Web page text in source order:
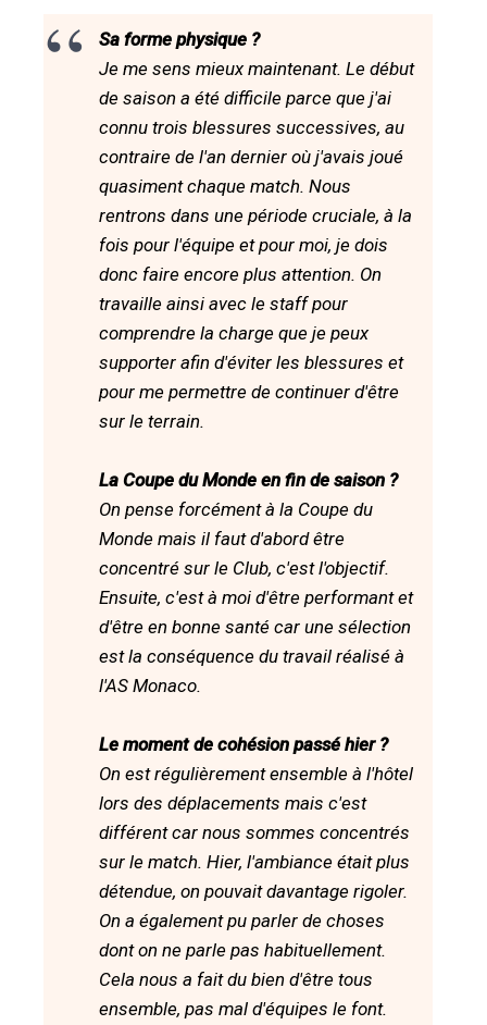
Sa forme physique ?
Je me sens mieux maintenant. Le début
de saison a été difficile parce que j'ai
connu trois blessures successives, au
contraire de l'an dernier où j'avais joué
quasiment chaque match. Nous
rentrons dans une période cruciale, à la
fois pour l'équipe et pour moi, je dois
donc faire encore plus attention. On
travaille ainsi avec le staff pour
comprendre la charge que je peux
supporter afin d'éviter les blessures et
pour me permettre de continuer d'être
sur le terrain.
La Coupe du Monde en fin de saison ?
On pense forcément à la Coupe du
Monde mais il faut d'abord être
concentré sur le Club, c'est l'objectif.
Ensuite, c'est à moi d'être performant et
d'être en bonne santé car une sélection
est la conséquence du travail réalisé à
l'AS Monaco.
Le moment de cohésion passé hier ?
On est régulièrement ensemble à l'hôtel
lors des déplacements mais c'est
différent car nous sommes concentrés
sur le match. Hier, l'ambiance était plus
détendue, on pouvait davantage rigoler.
On a également pu parler de choses
dont on ne parle pas habituellement.
Cela nous a fait du bien d'être tous
ensemble, pas mal d'équipes le font.